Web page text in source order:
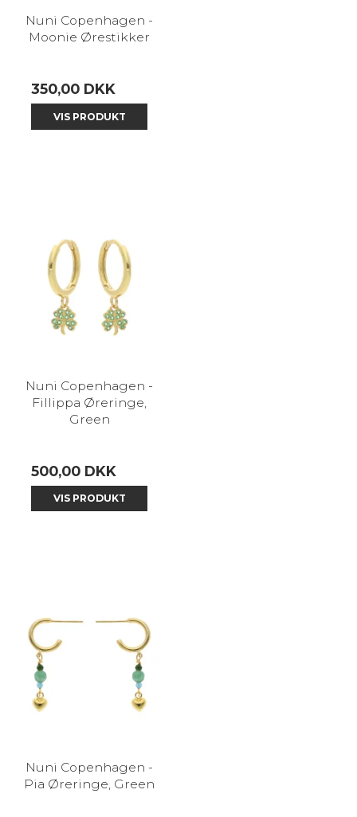
Nuni Copenhagen -
Moonie Ørestikker
350,00 DKK
VIS PRODUKT
Nuni Copenhagen -
Fillippa Øreringe,
Green
500,00 DKK
VIS PRODUKT
Nuni Copenhagen -
Pia Øreringe, Green